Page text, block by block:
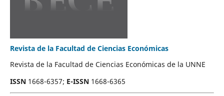
Revista de la Facultad de Ciencias Económicas
Revista de la Facultad de Ciencias Económicas de la UNNE
ISSN 1668-6357; E-ISSN1668-6365